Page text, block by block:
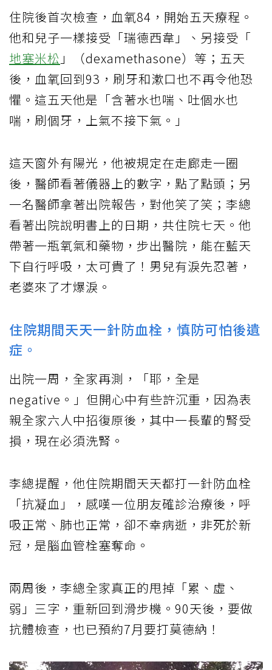
住院後首次檢查，血氧84，開始五天療程。
他和兒子一樣接受「瑞德西韋」、另接受「
地塞米松 」（dexamethasone）等；五天
後，血氧回到93，刷牙和漱口也不再令他恐
懼。這五天他是「含著水也喘、吐個水也
喘，刷個牙，上氣不接下氣。」
這天窗外有陽光，他被規定在走廊走一圈
後，醫師看著儀器上的數字，點了點頭；另
一名醫師拿著出院報告，對他笑了笑；李總
看著出院說明書上的日期，共住院七天。他
帶著一瓶氧氣和藥物，步出醫院，能在藍天
下自行呼吸，太可貴了！男兒有淚先忍著，
老婆來了才爆淚。
住院期間天天一針防血栓，慎防可怕後遺
症。
出院一周，全家再測，「耶，全是
negative。」但開心中有些許沉重，因為表
親全家六人中招復原後，其中一長輩的腎受
損，現在必須洗腎。
李總提醒，他住院期間天天都打一針防血栓
「抗凝血」，感嘆一位朋友確診治療後，呼
吸正常、肺也正常，卻不幸病逝，非死於新
冠，是腦血管栓塞奪命。
兩周後，李總全家真正的甩掉「累、虛、
弱」三字，重新回到滑步機。90天後，要做
抗體檢查，也已預約7月要打莫德納！